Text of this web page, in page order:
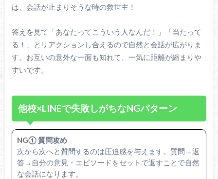
は、会話が止まりそうな時の救世主！
答えを見て「あなたってこういう人なんだ！」「当たって
る！」とリアクションし合えるので自然と会話が広がりま
す。お互いの意外な一面も知れて、一気に距離が縮まりや
すいです。
他校×LINEで失敗しがちなNGパターン
NG① 質問攻め
次から次へと質問するのは圧迫感を与えます。質問→返
答→自分の意見・エピソードをセットで返すことで自然
な会話になります。